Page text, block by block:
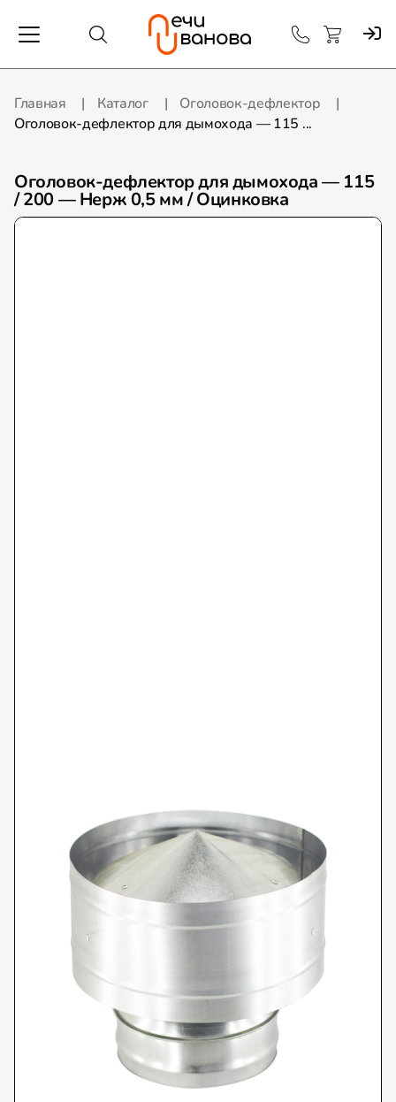
Главная Каталог
Оголовок-дефлектор
Оголовок-дефлектор для дымохода — 115 ...
Оголовок-дефлектор для дымохода — 115
/ 200 — Нерж 0,5 мм / Оцинковка